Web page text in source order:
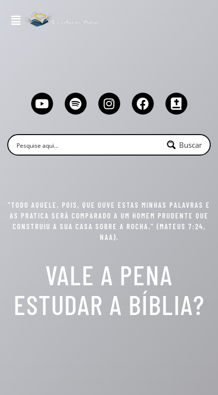
Buscar
"TODO AQUELE, POIS, QUE OUVE ESTAS MINHAS PALAVRAS E
AS PRATICA SERÁ COMPARADO A UM HOMEM PRUDENTE QUE
CONSTRUIU A SUA CASA SOBRE A ROCHA." (MATEUS 7:24,
NAA).
VALE A PENA
ESTUDAR A BÍBLIA?